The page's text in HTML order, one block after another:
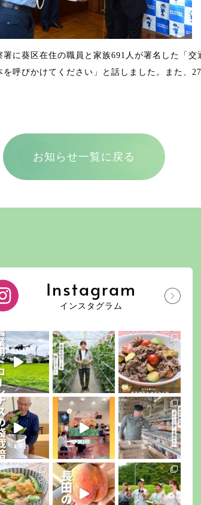
に葵区在住の職員と家族691人が署名した「
呼びかけてください」と話しました。また、
お知らせ一覧に戻る
Instagram
インスタグラム